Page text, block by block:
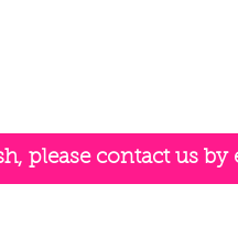
please contact us by